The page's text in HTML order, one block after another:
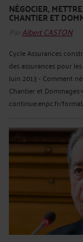
NÉGOCIER,
CHANTIER ET
ParAlbert CASTON
Cycle Assurances
des assurances pour
Juin 2013 - Comment
Chantier et
continue.enpc.fr/